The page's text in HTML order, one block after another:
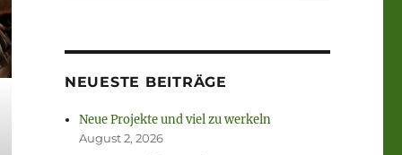
NEUESTE BEITRÄGE
Neue Projekte und viel zu werkeln
August 2, 2026